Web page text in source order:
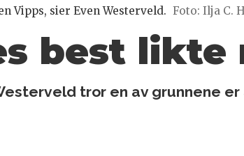
Vipps, sier Even Westerveld. Foto: Ilja C.
best likte
tror en av grunnene